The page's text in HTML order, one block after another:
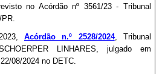
no Acórdão nº 3561/23 - Tribunal
PR.
Acórdão n.º 2528/2024, Tribunal
LINHARES, julgado em
08/2024 no DETC.